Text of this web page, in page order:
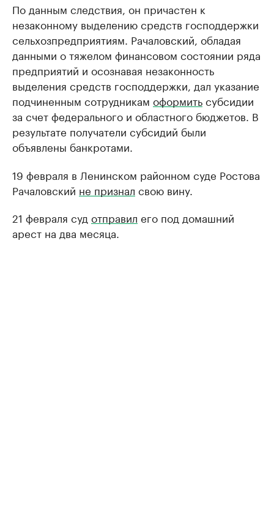
По данным следствия, он причастен к
незаконному выделению средств господдержки
сельхозпредприятиям. Рачаловский, обладая
данными о тяжелом финансовом состоянии ряда
предприятий и осознавая незаконность
выделения средств господдержки, дал указание
подчиненным сотрудникам оформитьсубсидии
за счет федерального и областного бюджетов. В
результате получатели субсидий были
объявлены банкротами.
19 февраля в Ленинском районном суде Ростова
Рачаловский не признал свою вину.
21 февраля суд отправил его под домашний
арест на два месяца.